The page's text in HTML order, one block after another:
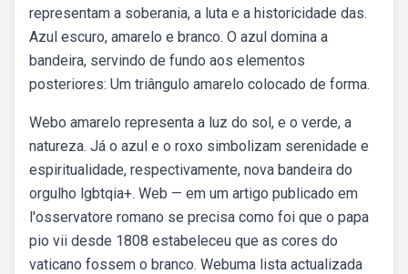
representam a soberania, a luta e a historicidade das.
Azul escuro, amarelo e branco. O azul domina a
bandeira, servindo de fundo aos elementos
posteriores: Um triângulo amarelo colocado de forma.
Webo amarelo representa a luz do sol, e o verde, a
natureza. Já o azul e o roxo simbolizam serenidade e
espiritualidade, respectivamente, nova bandeira do
orgulho lgbtqia+. Web — em um artigo publicado em
l'osservatore romano se precisa como foi que o papa
pio vii desde 1808 estabeleceu que as cores do
vaticano fossem o branco. Webuma lista actualizada